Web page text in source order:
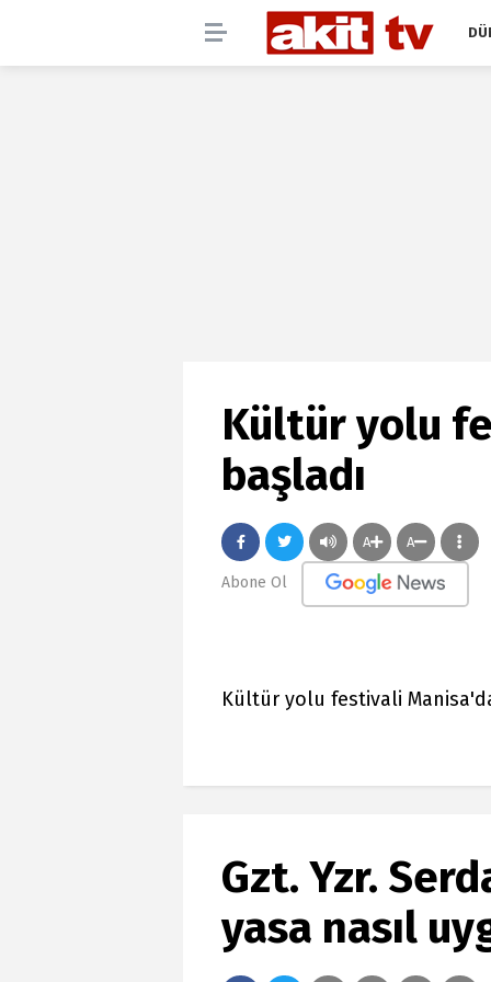
Kültür yolu
başladı
A A
Abone Ol
Kültür yolu festivali
Gzt. Yzr.
yasa nasıl